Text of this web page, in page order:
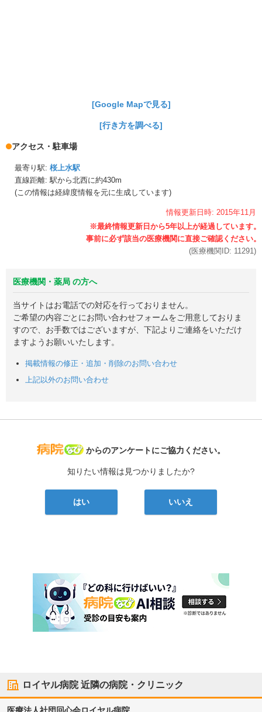
[Google Mapで見る]
[行き方を調べる]
アクセス・駐車場
最寄り駅: 桜上水駅
直線距離: 駅から北西に約430m
(この情報は経緯度情報を元に生成しています)
情報更新日時: 2015年11月
(医療機関ID: 11291 )
医療機関・薬局 の方へ
当サイトはお電話での対応を行っておりません。
ご希望の内容ごとにお問い合わせフォームをご用意しておりま
すので、お手数ではございますが、下記よりご連絡をいただけ
ますようお願いいたします。
掲載情報の修正・追加・削除のお問い合わせ
上記以外のお問い合わせ
病院なび
からのアンケートにご協力ください。
知りたい情報は見つかりましたか?
はい いいえ
ロイヤル病院近隣の病院・クリニック